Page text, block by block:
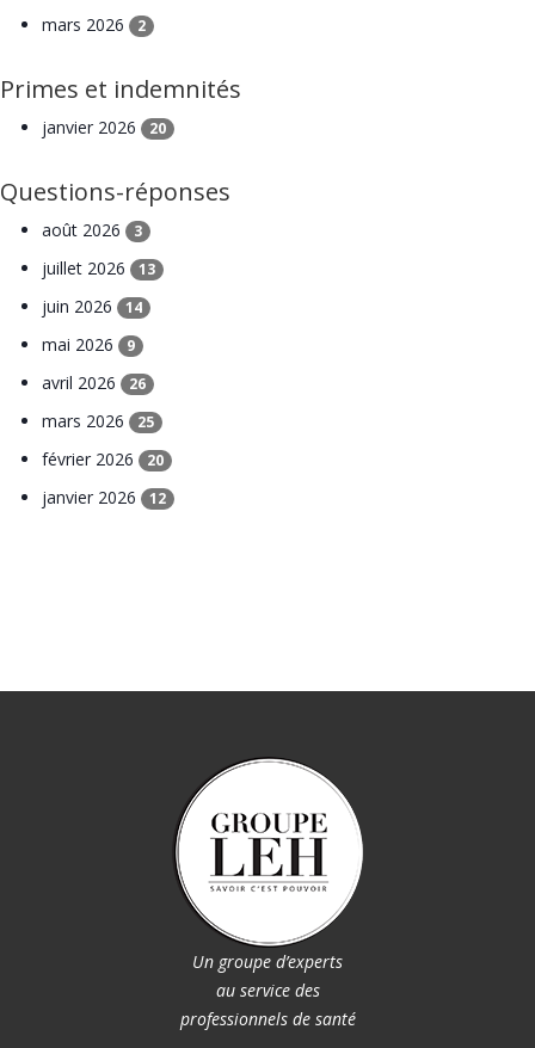
mars 2026 2
Primes et indemnités
janvier 2026 20
Questions-réponses
août 2026 3
juillet 2026 13
juin 2026 14
mai 2026 9
avril 2026 26
mars 2026 25
février 2026 20
janvier 2026 12
Un groupe d’experts
au service des
professionnels de santé